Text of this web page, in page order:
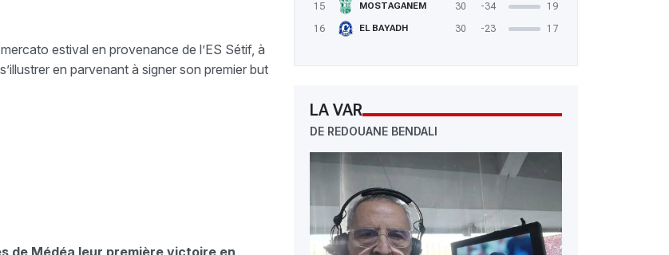
15
MOSTAGANEM 30 -34
19
16
EL BAYADH 30 -23 17
LA VAR
DE REDOUANE BENDALI
estival en provenance de l’ES Sétif, à
en parvenant à signer son premier but
de Médéa leur première victoire en